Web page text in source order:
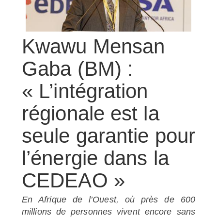
Kwawu Mensan
Gaba (BM) :
« L’intégration
régionale est la
seule garantie pour
l’énergie dans la
CEDEAO »
En Afrique de l’Ouest, où près de 600
millions de personnes vivent encore sans